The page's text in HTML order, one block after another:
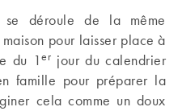
déroule de la même
pour laisser place à
du 1er jour du calendrier
famille pour préparer la
cela comme un doux